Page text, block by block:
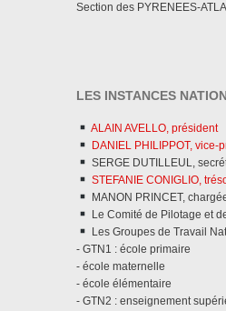
Section des PYRENEES-
LES INSTANCES
ALAIN AVELLO, président
DANIEL PHILIPPOT, vice-
SERGE DUTILLEUL,
STEFANIE CONIGLIO,
MANON PRINCET,
Le Comité de Pilotage et
Les Groupes de Travail
- GTN1 : école primaire
- école maternelle
- école élémentaire
- GTN2 : enseignement